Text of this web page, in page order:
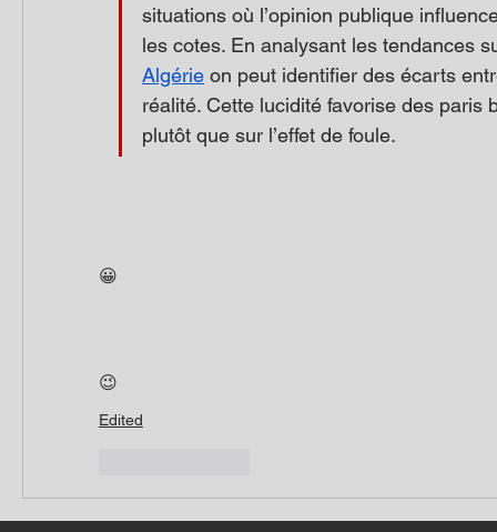
situations où l’opinion publique
les cotes. En analysant les tendances
Algérie on peut identifier des écarts
réalité. Cette lucidité favorise des paris
plutôt que sur l’effet de foule.
😀
😉
Edited